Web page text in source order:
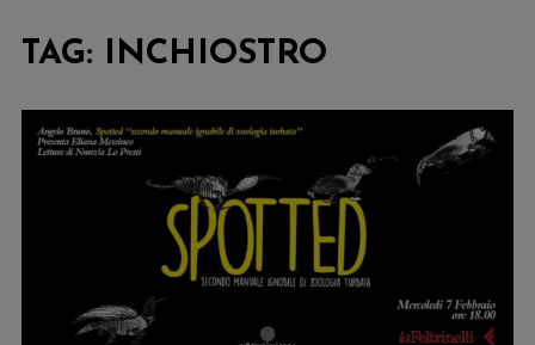
TAG: INCHIOSTRO